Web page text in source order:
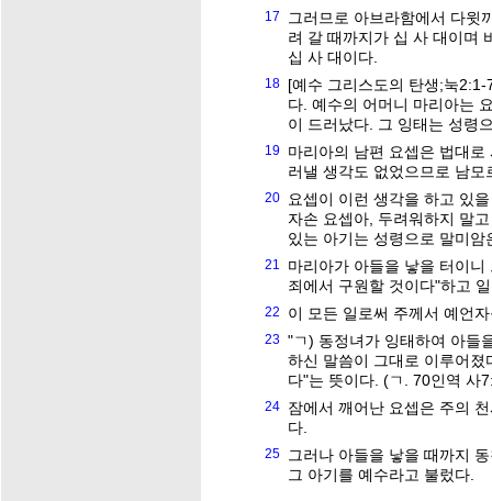
17
그러므로 아브라함에서 다윗
려 갈 때까지가 십 사 대이며
십 사 대이다.
18 [예수 그리스도의 탄생;눅
다. 예수의 어머니 마리아는
이 드러났다. 그 잉태는 성령
19 마리아의 남편 요셉은 법대
러낼 생각도 없었으므로 남
20
요셉이 이런 생각을 하고 있
자손 요셉아, 두려워하지 말
있는 아기는 성령으로 말미암
21
마리아가 아들을 낳을 터이
죄에서 구원할 것이다"하고
22 이 모든 일로써 주께서 예언
23 "ㄱ) 동정녀가 잉태하여 아들
하신 말씀이 그대로 이루어
다"는 뜻이다. (ㄱ. 70인역 사
24 잠에서 깨어난 요셉은 주의
다.
25
그러나 아들을 낳을 때까지
그 아기를 예수라고 불렀다.